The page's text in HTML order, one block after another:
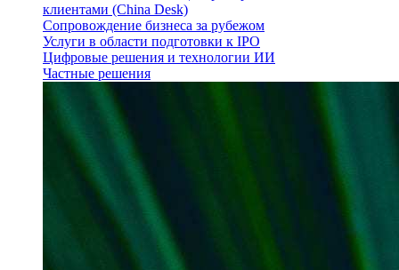
клиентами (China Desk)
Сопровождение бизнеса за рубежом
Услуги в области подготовки к IPO
Цифровые решения и технологии ИИ
Частные решения